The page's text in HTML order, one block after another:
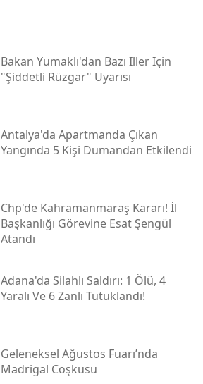
Bakan Yumaklı'dan Bazı Iller Için
"şiddetli Rüzgar" Uyarısı
Antalya'da Apartmanda Çıkan
Yangında 5 Kişi Dumandan Etkilendi
Chp'de Kahramanmaraş Kararı! İl
Başkanlığı Görevine Esat Şengül
Atandı
Adana'da Silahlı Saldırı: 1 Ölü, 4
Yaralı Ve 6 Zanlı Tutuklandı!
Geleneksel Ağustos Fuarı’nda
Madrigal Coşkusu